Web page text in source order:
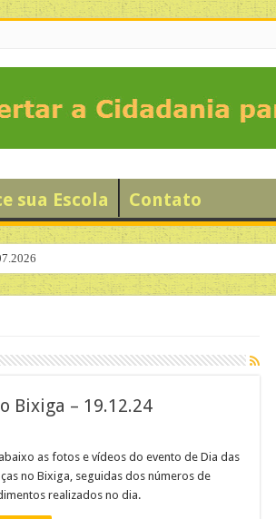
sua Escola Contato
Bixiga – 19.12.24
as fotos e vídeos do evento de Dia das
no Bixiga, seguidas dos números de
realizados no dia.